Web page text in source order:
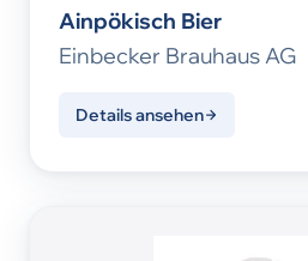
Ainpökisch Bier
Einbecker Brauhaus AG
Details ansehen